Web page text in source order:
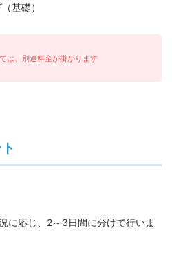
基礎）
は、別途料金が掛かります
に応じ、2～3日間に分けて行いま